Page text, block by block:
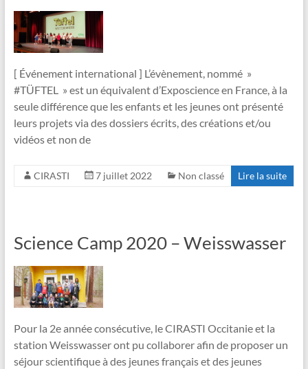
[ Événement international ] L’évènement, nommé »
#TÜFTEL » est un équivalent d’Exposcience en France, à la
seule différence que les enfants et les jeunes ont présenté
leurs projets via des dossiers écrits, des créations et/ou
vidéos et non de
CIRASTI 7 juillet 2022 Non classé Lire la suite
Science Camp 2020 – Weisswasser
Pour la 2e année consécutive, le CIRASTI Occitanie et la
station Weisswasser ont pu collaborer afin de proposer un
séjour scientifique à des jeunes français et des jeunes